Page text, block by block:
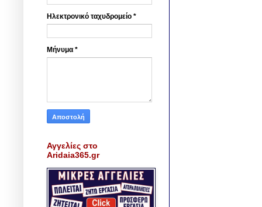
Ηλεκτρονικό ταχυδρομείο *
Μήνυμα *
Αγγελίες στο
Aridaia365.gr